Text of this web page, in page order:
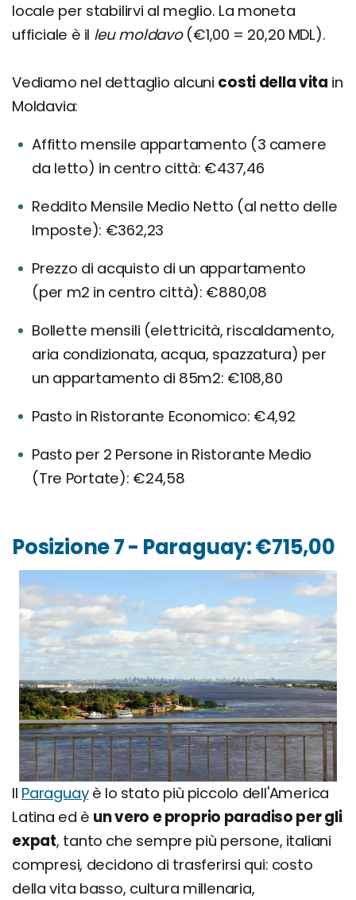
locale per stabilirvi al meglio. La moneta
ufficiale è il leu moldavo(€1,00 = 20,20 MDL).
Vediamo nel dettaglio alcuni costi della vita in
Moldavia:
Affitto mensile appartamento (3 camere
da letto) in centro città: €437,46
Reddito Mensile Medio Netto (al netto delle
Imposte): €362,23
Prezzo di acquisto di un appartamento
(per m2 in centro città): €880,08
Bollette mensili (elettricità, riscaldamento,
aria condizionata, acqua, spazzatura) per
un appartamento di 85m2: €108,80
Pasto in Ristorante Economico: €4,92
Pasto per 2 Persone in Ristorante Medio
(Tre Portate): €24,58
Posizione 7 - Paraguay: €715,00
Il Paraguayè lo stato più piccolo dell'America
Latina ed è un vero e proprio paradiso per gli
expat, tanto che sempre più persone, italiani
compresi, decidono di trasferirsi qui: costo
della vita basso, cultura millenaria,